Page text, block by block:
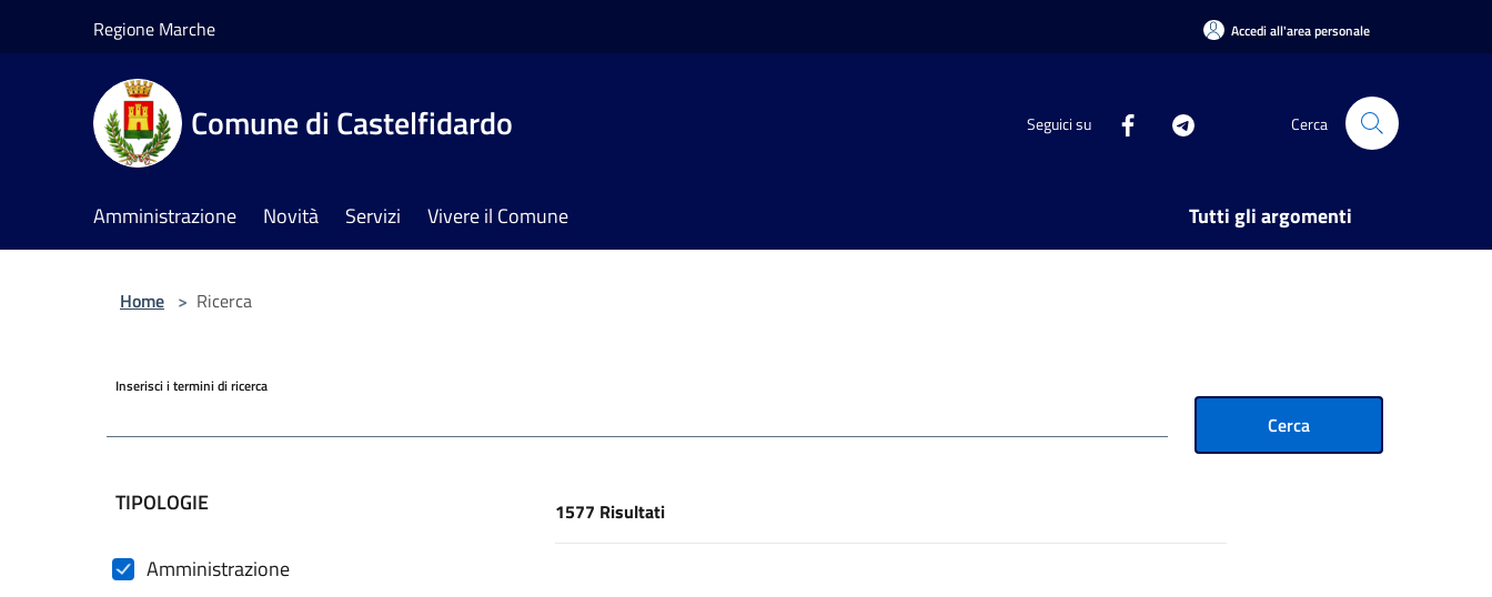
Regione Marche Accedi all'area personale
Comune di Castelfidardo Seguici su Cerca
Amministrazione Novità Servizi Vivere il Comune Tutti gli argomenti
Home > Ricerca
Inserisci i termini di ricerca
Cerca
filtri da applicare
TIPOLOGIE
Amministrazione [results] Risultati
1577 Risultati